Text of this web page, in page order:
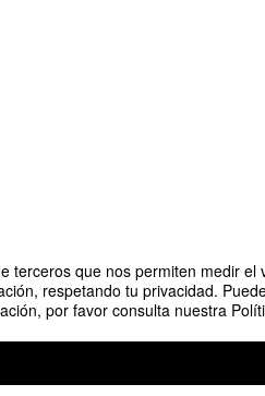
terceros que nos permiten medir
respetando tu privacidad.
por favor consulta nuestra